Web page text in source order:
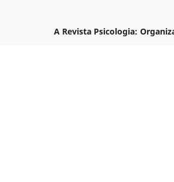
A Revista Psicologia: